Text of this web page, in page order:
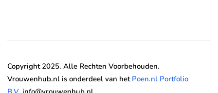
Copyright 2025. Alle Rechten Voorbehouden.
Vrouwenhub.nl is onderdeel van het Poen.nl Portfolio